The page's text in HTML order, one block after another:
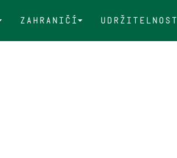
Zahraničí Udržitelnost